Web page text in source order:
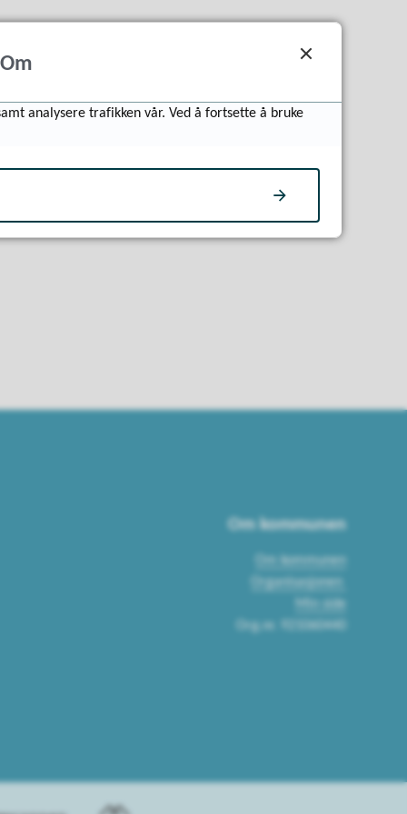
Om kommunen
Om kommunen
Organisasjonen
Min side
Org.nr. 921060440
Om
analysere trafikken vår. Ved å fortsette å bruke